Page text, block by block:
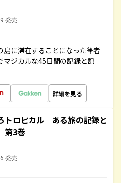
発売
島に滞在することになった筆者
マジカルな45日間の記録と記
詳細を見る
トロピカル ある旅の記録と
第3巻
発売